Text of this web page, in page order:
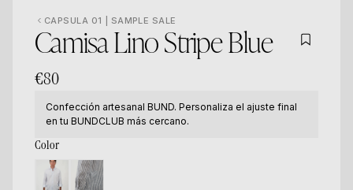
CAPSULA 01 | SAMPLE SALE
Camisa Lino Stripe Blue
€80
Confección artesanal BUND. Personaliza el ajuste final
en tu BUNDCLUB más cercano.
Color